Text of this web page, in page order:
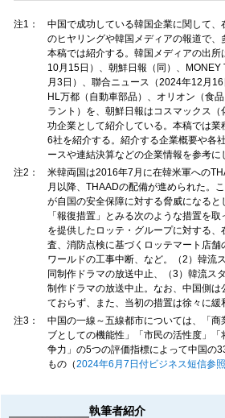
注1：
中国で成功している韓国企業に関して
のヒヤリングや韓国メディアの報道で、
本稿では紹介する。韓国メディアの出
10月15日）、朝鮮日報（同）、MONEY
月3日）、聯合ニュース（2024年12月
HL万都（自動車部品）、オリオン（食
ラント）を、朝鮮日報はコスマックス
功企業として紹介している。本稿では業
6社を紹介する。紹介する企業概要や各
ースや連結決算などの企業情報を参考に
注2：
米韓両国は2016年7月に在韓米軍への
月以降、THAADの配備が進められた。
が自国の安全保障に対する脅威になる
「報復措置」とみる次のような措置を
を提供したロッテ・グループに対する
査、消防点検に基づくロッテマート店
ワールドの工事中断、など。（2）韓流
同制作ドラマの放送中止、（3）韓流ス
制作ドラマの放送中止。なお、中国側
ておらず、また、当初の措置は徐々に緩
注3：
中国の一線～五線都市については、「
ブとしての機能性」「市民の活性度」
争力」の5つの評価指標によって中国の
もの（2024年6月7日付ビジネス短信参照
執筆者紹介